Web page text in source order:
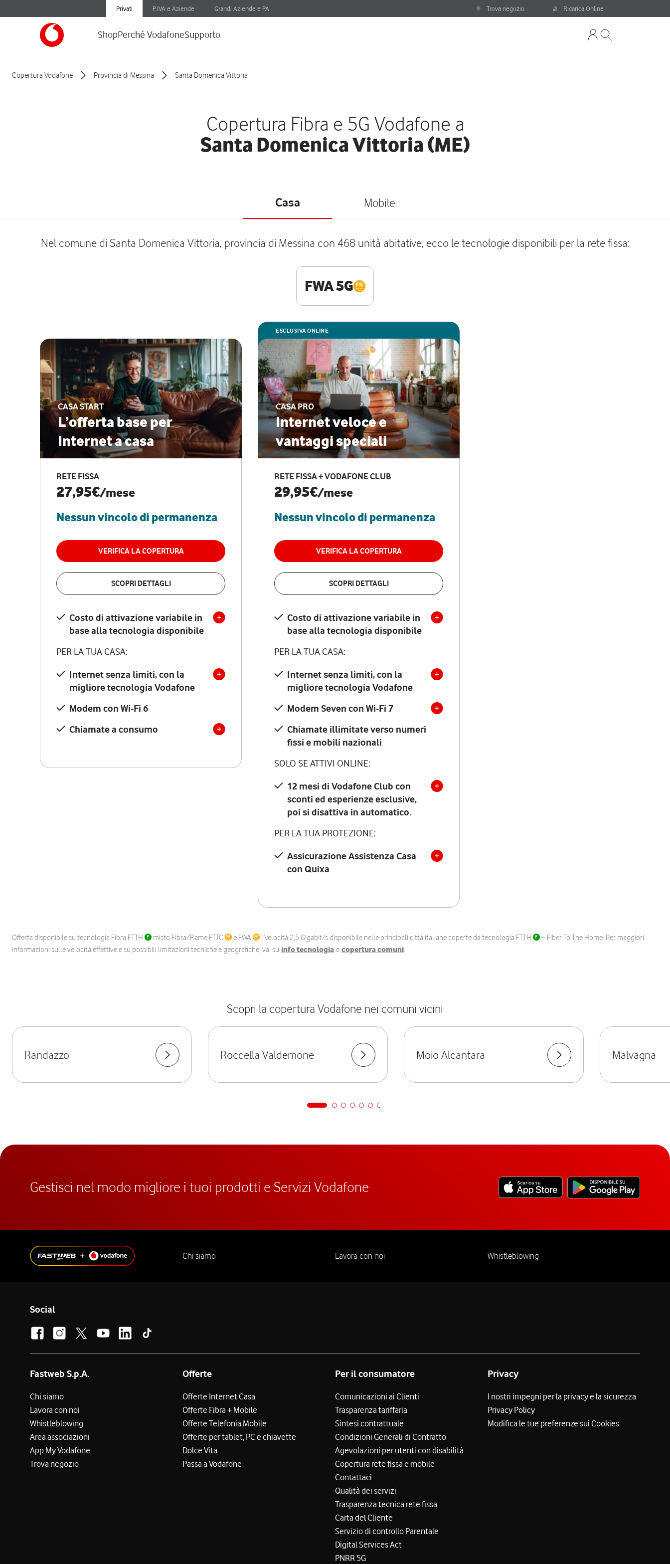
Privati P.IVA e Aziende Grandi Aziende e PA Trova negozio Ricarica Online
ShopPerché VodafoneSupporto
Copertura Vodafone Provincia di Messina Santa Domenica Vittoria
Copertura Fibra e 5G Vodafone a
Santa Domenica Vittoria (ME)
Casa Mobile
Nel comune di Santa Domenica Vittoria, provincia di Messina con 468 unità abitative, ecco le tecnologie disponibili per la rete fissa:
FWA 5G
CASA START
L’offerta base per
Internet a casa
RETE FISSA
27,95€/mese
Nessun vincolo di permanenza
VERIFICA LA COPERTURA
SCOPRI DETTAGLI
Costo di attivazione variabile in
base alla tecnologia disponibile
PER LA TUA CASA:
Internet senza limiti, con la
migliore tecnologia Vodafone
Modem con Wi-Fi 6
Chiamate a consumo
ESCLUSIVA ONLINE
CASA PRO
Internet veloce e
vantaggi speciali
RETE FISSA + VODAFONE CLUB
29,95€/mese
Nessun vincolo di permanenza
VERIFICA LA COPERTURA
SCOPRI DETTAGLI
Costo di attivazione variabile in
base alla tecnologia disponibile
PER LA TUA CASA:
Internet senza limiti, con la
migliore tecnologia Vodafone
Modem Seven con Wi-Fi 7
Chiamate illimitate verso numeri
fissi e mobili nazionali
SOLO SE ATTIVI ONLINE:
12 mesi di Vodafone Club con
sconti ed esperienze esclusive,
poi si disattiva in automatico.
PER LA TUA PROTEZIONE:
Assicurazione Assistenza Casa
con Quixa
Offerta disponibile su tecnologia Fibra FTTH misto Fibra/Rame FTTC e FWA . Velocità 2,5 Gigabit/s disponibile nelle principali città italiane coperte da tecnologia FTTH
– Fiber To The Home. Per maggiori
informazioni sulle velocità effettive e su possibili limitazioni tecniche e geografiche, vai su info tecnologia e copertura comuni.
Scopri la copertura Vodafone nei comuni vicini
Randazzo Roccella Valdemone Moio Alcantara Malvagna
Gestisci nel modo migliore i tuoi prodotti e Servizi Vodafone
Chi siamo Lavora con noi Whistleblowing
Social
Fastweb S.p.A.
Chi siamo
Lavora con noi
Whistleblowing
Area associazioni
App My Vodafone
Trova negozio
Offerte
Offerte Internet Casa
Offerte Fibra + Mobile
Offerte Telefonia Mobile
Offerte per tablet, PC e chiavette
Dolce Vita
Passa a Vodafone
Per il consumatore
Comunicazioni ai Clienti
Trasparenza tariffaria
Sintesi contrattuale
Condizioni Generali di Contratto
Agevolazioni per utenti con disabilità
Copertura rete fissa e mobile
Contattaci
Qualità dei servizi
Trasparenza tecnica rete fissa
Carta del Cliente
Servizio di controllo Parentale
Digital Services Act
PNRR 5G
Privacy
I nostri impegni per la privacy e la sicurezza
Privacy Policy
Modifica le tue preferenze sui Cookies